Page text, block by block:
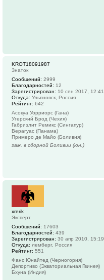
KROT18091987
Знаток
Сообщений: 2999
Благодарностей: 12
Зарегистрирован: 10 сен 2017, 12:41
Откуда: Ульяновск, Россия
Рейтинг: 642
Асокуа Уорриорс (Гана)
Угерский Брод (Чехия)
Габриэлит Ремикс (Сингапур)
Верагуас (Панама)
Примеро де Майо (Боливия)
зам. в сборной Боливии (юн.)
xrerik
Эксперт
Сообщений: 17603
Благодарностей: 439
Зарегистрирован: 30 апр 2010, 15:19
Откуда: лемберг, Россия
Рейтинг: 551
Фанс Юнайтед (Черногория)
Депортиво (Экваториальная Гвинея)
Бхуна (Индия)